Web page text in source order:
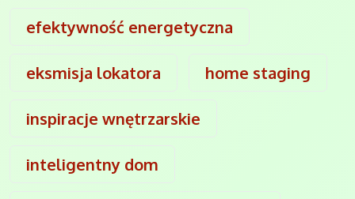
efektywność energetyczna
eksmisja lokatora home staging
inspiracje wnętrzarskie
inteligentny dom